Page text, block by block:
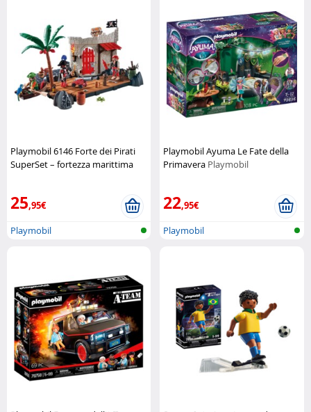
Playmobil 6146 Forte dei Pirati
SuperSet – fortezza marittima
25,95€
Playmobil
Playmobil Ayuma Le Fate della
Primavera Playmobil
22,95€
Playmobil